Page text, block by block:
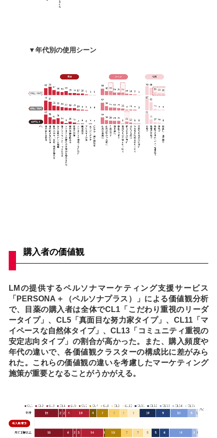
▼年代別の使用シーン
購入者の価値観
LMの提供するペルソナマーケティング支援サービス
「PERSONA＋（ペルソナプラス）」による価値観分析
で、目薬の購入者は全体でCL1「こだわり重視のリーダ
ータイプ」、CL5「真面目な努力家タイプ」、CL11「マ
イペースな自然体タイプ」、CL13「コミュニティ重視の
安定志向タイプ」の割合が高かった。また、購入頻度や
年代の違いで、各価値観クラスターの構成比に差がみら
れた。これらの価値観の違いを考慮したマーケティング
施策が重要となることがうかがえる。